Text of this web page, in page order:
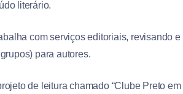
literário.
com serviços editoriais, revisando
para autores.
de leitura chamado “Clube Preto